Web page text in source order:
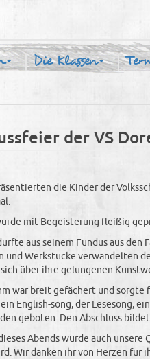
Die Klassen
der VS
die Kinder der
mit Begeisterung fleißig
aus seinem Fundus aus den
und Werkstücke verwandelten
über ihre gelungenen
war breit gefächert und
English-song, der Lesesong,
geboten. Den Abschluss
dieses Abends wurde auch
Wir danken ihr von Herzen für